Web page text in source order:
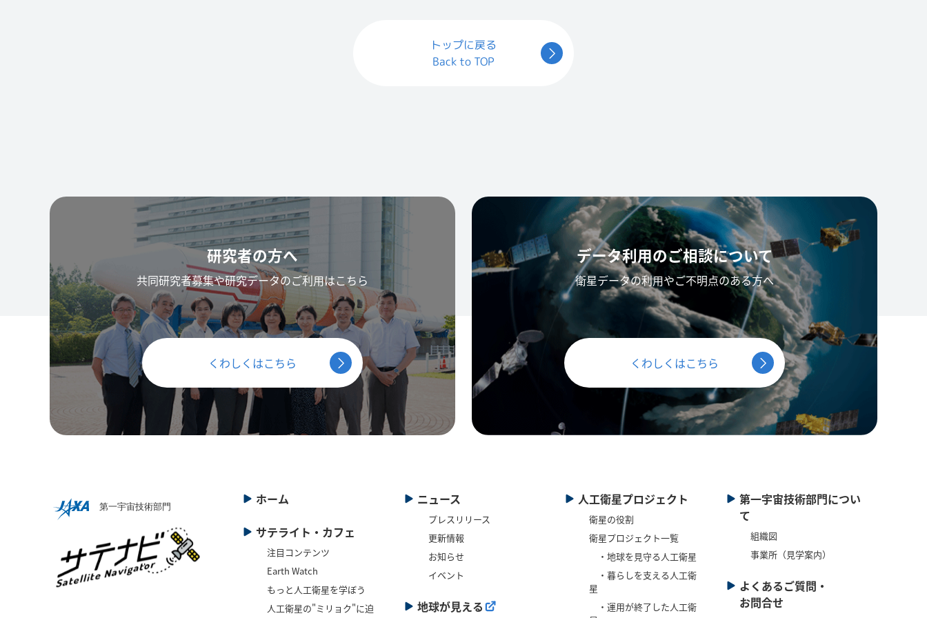
トップに戻る
Back to TOP
研究者の方へ
共同研究者募集や研究データのご利用はこちら
くわしくはこちら
データ利用のご相談について
衛星データの利用やご不明点のある方へ
くわしくはこちら
ホーム
サテライト・カフェ
注目コンテンツ
Earth Watch
もっと人工衛星を学ぼう
人工衛星の"ミリョク"に迫
ニュース
プレスリリース
更新情報
お知らせ
イベント
地球が見える
人工衛星プロジェクト
衛星の役割
衛星プロジェクト一覧
・地球を見守る人工衛星
・暮らしを支える人工衛
星
・運用が終了した人工衛
第一宇宙技術部門につい
て
組織図
事業所（見学案内）
よくあるご質問・
お問合せ